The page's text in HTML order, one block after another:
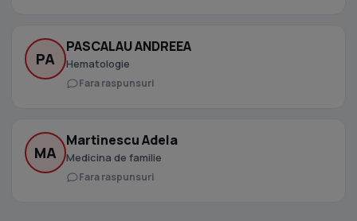
PA
PASCALAU ANDREEA
Hematologie
Fara raspunsuri
MA
Martinescu Adela
Medicina de familie
Fara raspunsuri